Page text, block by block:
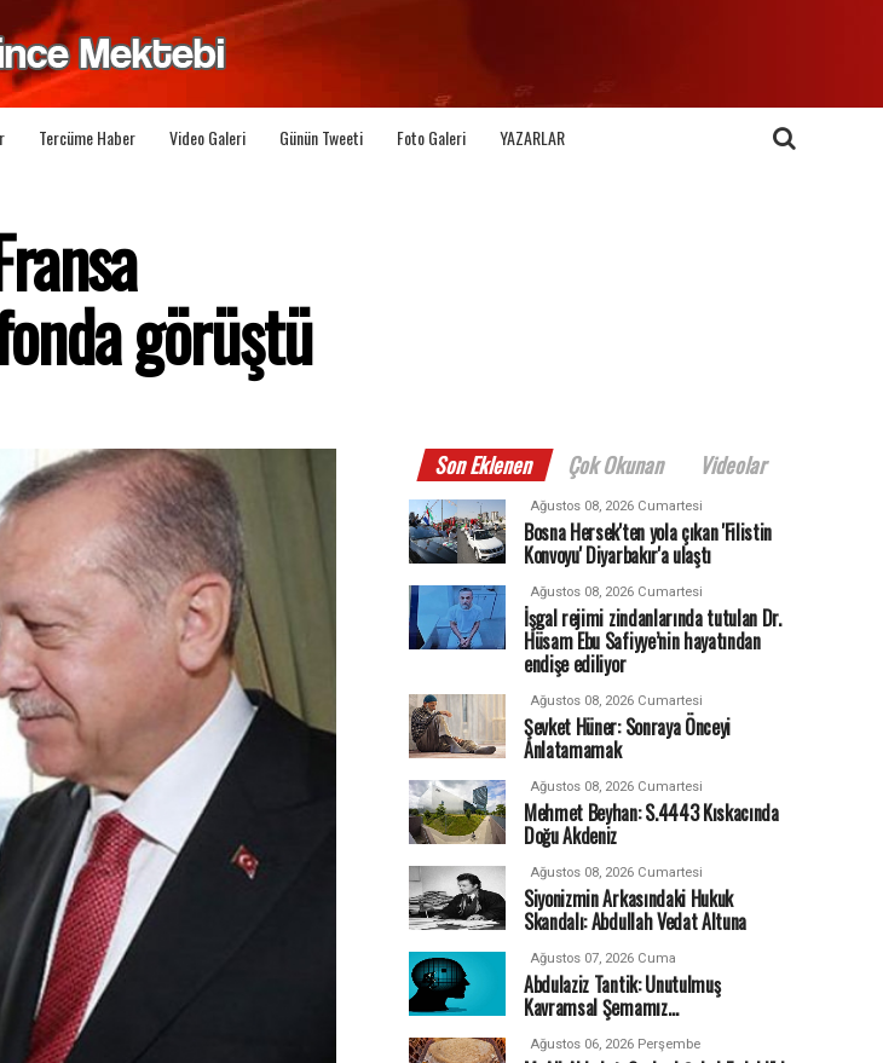
Tercüme Haber Video Galeri Günün Tweeti Foto Galeri YAZARLAR
görüştü
Son Eklenen Çok Okunan Videolar
Ağustos 08, 2026 Cumartesi
Bosna Hersek'ten yola çıkan 'Filistin
Konvoyu' Diyarbakır'a ulaştı
Ağustos 08, 2026 Cumartesi
İşgal rejimi zindanlarında tutulan Dr.
Hüsam Ebu Safiyye’nin hayatından
endişe ediliyor
Ağustos 08, 2026 Cumartesi
Şevket Hüner: Sonraya Önceyi
Anlatamamak
Ağustos 08, 2026 Cumartesi
Mehmet Beyhan: S.4443 Kıskacında
Doğu Akdeniz
Ağustos 08, 2026 Cumartesi
Siyonizmin Arkasındaki Hukuk
Skandalı: Abdullah Vedat Altuna
Ağustos 07, 2026 Cuma
Abdulaziz Tantik: Unutulmuş
Kavramsal Şemamız…
Ağustos 06, 2026 Perşembe